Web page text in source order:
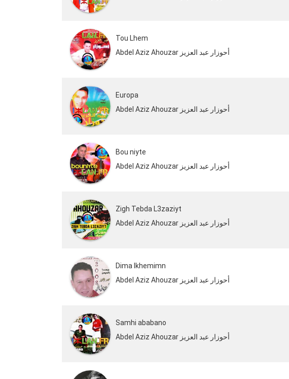
Tou Lhem
Abdel Aziz Ahouzar أحوزار عبد العزيز
Europa
Abdel Aziz Ahouzar أحوزار عبد العزيز
Bou niyte
Abdel Aziz Ahouzar أحوزار عبد العزيز
Zigh Tebda L3zaziyt
Abdel Aziz Ahouzar أحوزار عبد العزيز
Dima Ikhemimn
Abdel Aziz Ahouzar أحوزار عبد العزيز
Samhi ababano
Abdel Aziz Ahouzar أحوزار عبد العزيز